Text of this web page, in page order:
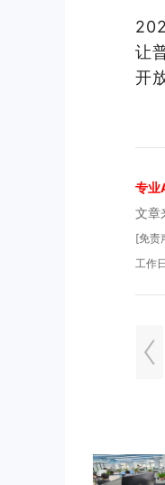
让
开
专业
文章
[免责
工作